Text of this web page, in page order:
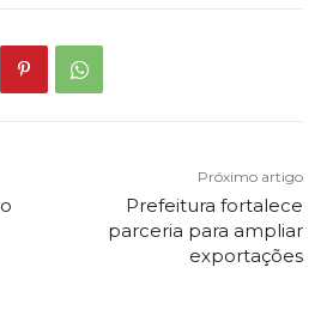
Próximo artigo
Prefeitura fortalece
parceria para ampliar
exportações